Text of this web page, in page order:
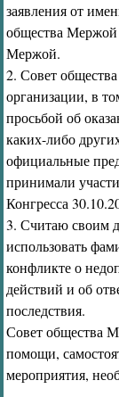
заявления от
общества Мержой
Мержой.
2. Совет
организации, в
просьбой об
каких-либо
официальные
принимали
Конгресса
3. Считаю своим
использовать
конфликте о
действий и об
последствия.
Совет общества
помощи,
мероприятия,